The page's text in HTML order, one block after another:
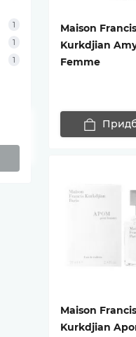
1
1
1
Maison Francis
Kurkdjian
Femme
Maison Francis
Kurkdjian